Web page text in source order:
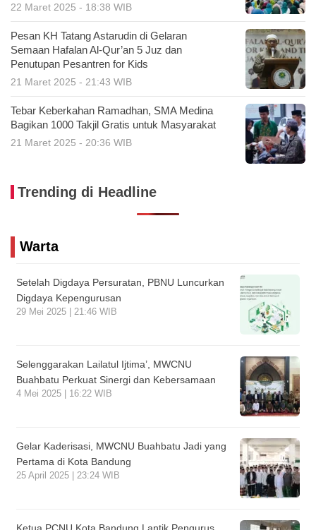
22 Maret 2025 - 18:38 WIB
Pesan KH Tatang Astarudin di Gelaran
Semaan Hafalan Al-Qur’an 5 Juz dan
Penutupan Pesantren for Kids
21 Maret 2025 - 21:43 WIB
Tebar Keberkahan Ramadhan, SMA Medina
Bagikan 1000 Takjil Gratis untuk Masyarakat
21 Maret 2025 - 20:36 WIB
Trending di Headline
Warta
Setelah Digdaya Persuratan, PBNU Luncurkan
Digdaya Kepengurusan
29 Mei 2025 | 21:46 WIB
Selenggarakan Lailatul Ijtima’, MWCNU
Buahbatu Perkuat Sinergi dan Kebersamaan
4 Mei 2025 | 16:22 WIB
Gelar Kaderisasi, MWCNU Buahbatu Jadi yang
Pertama di Kota Bandung
25 April 2025 | 23:24 WIB
Ketua PCNU Kota Bandung Lantik Pengurus